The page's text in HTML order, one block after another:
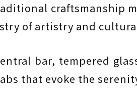
craftsmanship
of artistry and
bar, tempered
that evoke the